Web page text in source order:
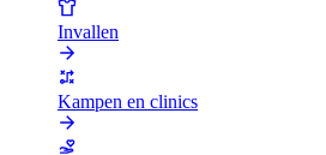
Invallen
Kampen en clinics